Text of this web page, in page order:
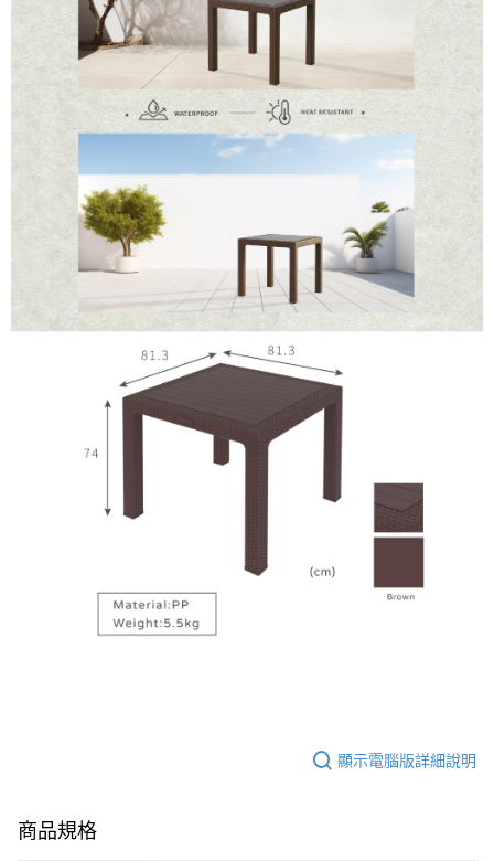
顯示電腦版詳細說明
商品規格